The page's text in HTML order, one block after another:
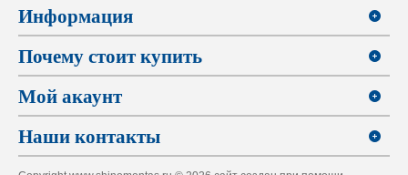
Информация
Почему стоит купить
Мой акаунт
Наши контакты